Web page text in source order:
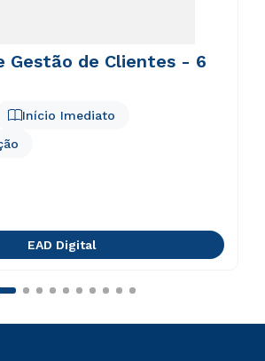
Gestão de Clientes - 6
Início Imediato
EAD Digital